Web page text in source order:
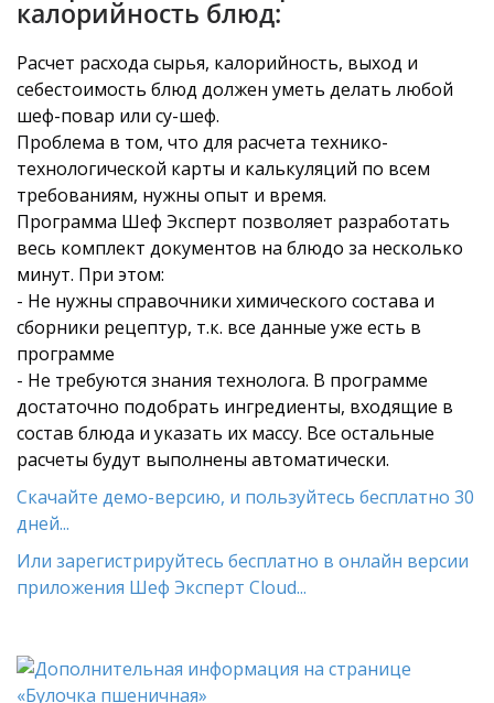
калорийность блюд:
Расчет расхода сырья, калорийность, выход и
себестоимость блюд должен уметь делать любой
шеф-повар или су-шеф.
Проблема в том, что для расчета технико-
технологической карты и калькуляций по всем
требованиям, нужны опыт и время.
Программа Шеф Эксперт позволяет разработать
весь комплект документов на блюдо за несколько
минут. При этом:
- Не нужны справочники химического состава и
сборники рецептур, т.к. все данные уже есть в
программе
- Не требуются знания технолога. В программе
достаточно подобрать ингредиенты, входящие в
состав блюда и указать их массу. Все остальные
расчеты будут выполнены автоматически.
Скачайте демо-версию, и пользуйтесь бесплатно 30
дней...
Или зарегистрируйтесь бесплатно в онлайн версии
приложения Шеф Эксперт Cloud...